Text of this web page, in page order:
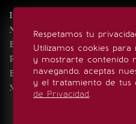
Respetamos tu
Utilizamos cookies
y mostrarte contenido
navegando, aceptas
y el tratamiento de tus
de Privacidad.
Inicio
Noticias
Eventos
Realeza
Estilo de vida
Minuto x Minuto